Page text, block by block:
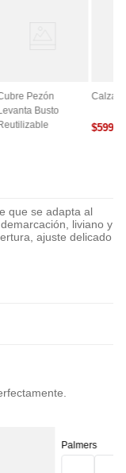
Pezón
Busto
Calza
$5990
que se adapta al
liviano y
ajuste delicado
Palmers